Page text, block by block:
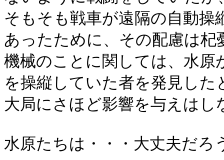
そもそも戦車が遠隔の自動
あったために、その配慮は
機械のことに関しては、水
を操縦していた者を発見した
大局にさほど影響を与えはし
水原たちは・・・大丈夫だろ